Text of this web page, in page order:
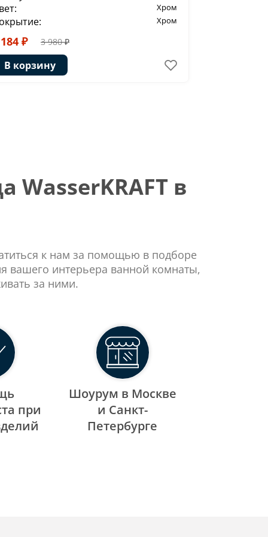
Хром
Хром
₽ 3 980 ₽
В корзину
в
к нам за помощью в подборе
вашего интерьера ванной комнаты,
за ними.
при
Шоурум в Москве
и Санкт-
Петербурге